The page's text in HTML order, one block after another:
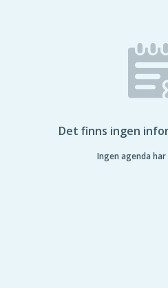
Det finns ingen
Ingen agenda